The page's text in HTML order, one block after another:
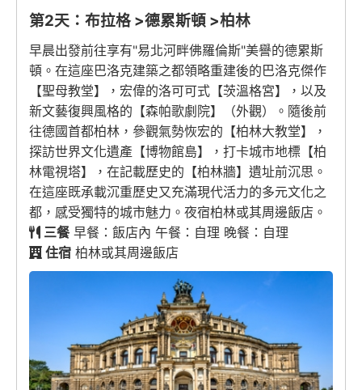
第2天：布拉格 >德累斯頓 >柏林
早晨出發前往享有"易北河畔佛羅倫斯"美譽的德累斯
頓。在這座巴洛克建築之都領略重建後的巴洛克傑作
【聖母教堂】，宏偉的洛可可式【茨溫格宮】，以及
新文藝復興風格的【森帕歌劇院】（外觀）。隨後前
往德國首都柏林，參觀氣勢恢宏的【柏林大教堂】，
探訪世界文化遺產【博物館島】，打卡城市地標【柏
林電視塔】，在記載歷史的【柏林牆】遺址前沉思。
在這座既承載沉重歷史又充滿現代活力的多元文化之
都，感受獨特的城市魅力。夜宿柏林或其周邊飯店。
三餐早餐：飯店內 午餐：自理 晚餐：自理
住宿 柏林或其周邊飯店